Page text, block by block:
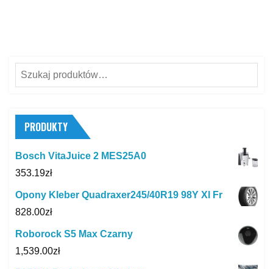
Szukaj:
PRODUKTY
Bosch VitaJuice 2 MES25A0
353.19zł
Opony Kleber Quadraxer245/40R19 98Y Xl Fr
828.00zł
Roborock S5 Max Czarny
1,539.00zł